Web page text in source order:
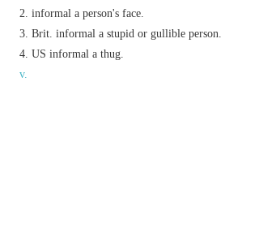
informal a person's face.
Brit. informal a stupid or gullible person.
US informal a thug.
v.